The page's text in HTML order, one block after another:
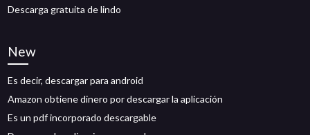
Descarga gratuita de lindo
New
Es decir, descargar para android
Amazon obtiene dinero por descargar la aplicación
Es un pdf incorporado descargable